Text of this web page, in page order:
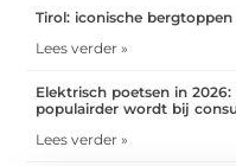
Tirol: iconische
Lees verder »
Elektrisch poetsen in
populairder wordt bij
Lees verder »